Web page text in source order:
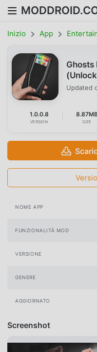
Inizio App
Ghosts
Updated
1.0.0.8
VERSION SIZE
NOME APP
FUNZIONALITÀ MOD
VERSIONE
GENERE
AGGIORNATO
Screenshot